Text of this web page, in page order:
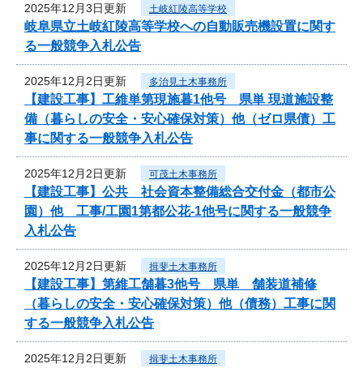
2025年12月3日更新 土岐紅陵高等学校
岐阜県立土岐紅陵高等学校への自動販売機設置に関す
る一般競争入札公告
2025年12月2日更新 多治見土木事務所
【建設工事】工維単第現施暮1他号 県単 現道施設整
備（暮らしの安全・安心確保対策）他（ゼロ県債）工
事に関する一般競争入札公告
2025年12月2日更新 可茂土木事務所
【建設工事】公共 社会資本整備総合交付金（都市公
園）他 工事/工園1第都公花-1他号に関する一般競争
入札公告
2025年12月2日更新 揖斐土木事務所
【建設工事】第維工舗暮3他号 県単 舗装道補修
（暮らしの安全・安心確保対策）他（債務）工事に関
する一般競争入札公告
2025年12月2日更新 揖斐土木事務所